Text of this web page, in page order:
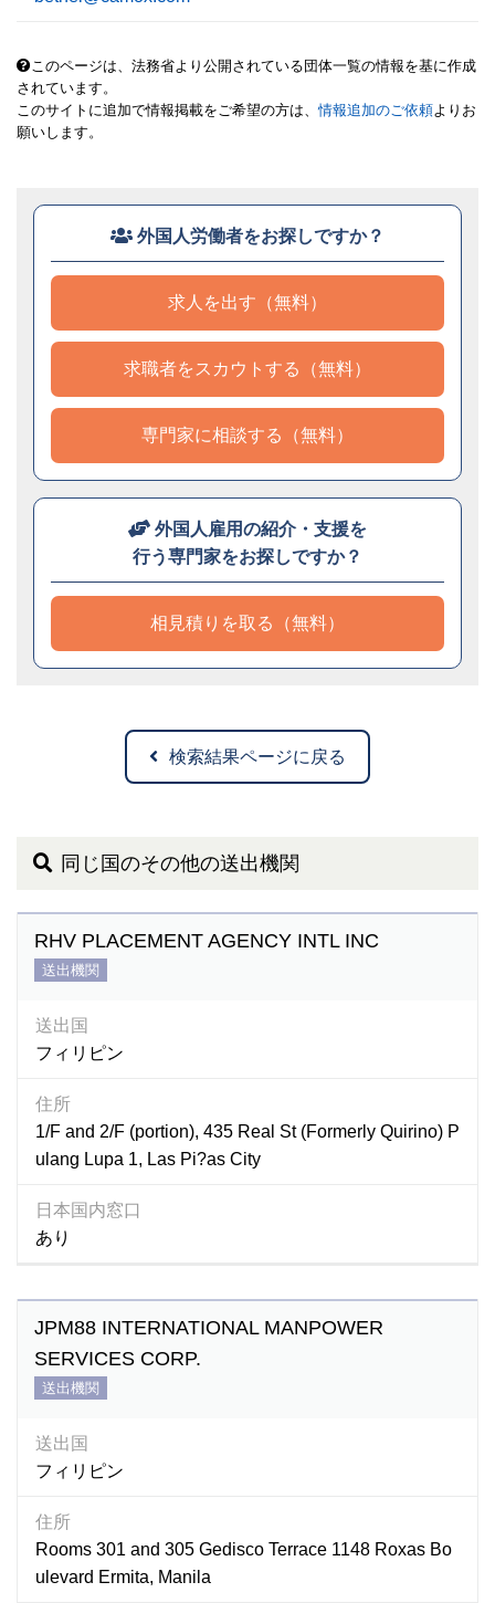
このページは、法務省より公開されている団体一覧の情報を基に作成
されています。
このサイトに追加で情報掲載をご希望の方は、情報追加のご依頼よりお
願いします。
外国人労働者をお探しですか？
求人を出す（無料）
求職者をスカウトする（無料）
専門家に相談する（無料）
外国人雇用の紹介・支援を
行う専門家をお探しですか？
相見積りを取る（無料）
検索結果ページに戻る
同じ国のその他の送出機関
RHV PLACEMENT AGENCY INTL INC
送出機関
送出国
フィリピン
住所
1/F and 2/F (portion), 435 Real St (Formerly Quirino) P
ulang Lupa 1, Las Pi?as City
日本国内窓口
あり
JPM88 INTERNATIONAL MANPOWER
SERVICES CORP.
送出機関
送出国
フィリピン
住所
Rooms 301 and 305 Gedisco Terrace 1148 Roxas Bo
ulevard Ermita, Manila